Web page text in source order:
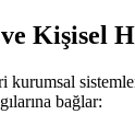
Kişisel
kurumsal
bağlar: